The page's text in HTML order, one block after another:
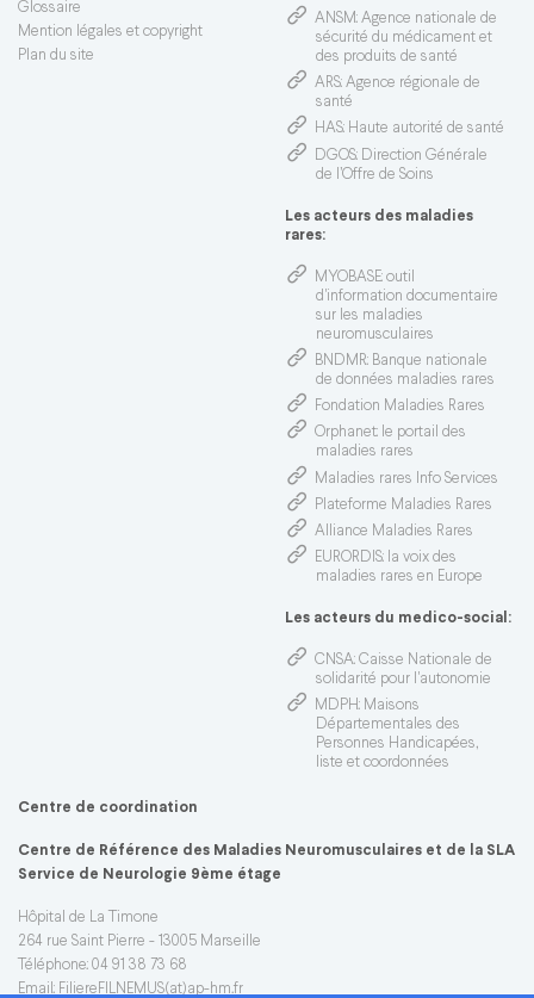
Glossaire
Mention légales et copyright
Plan du site
ANSM: Agence nationale de
sécurité du médicament et
des produits de santé
ARS: Agence régionale de
santé
HAS: Haute autorité de santé
DGOS: Direction Générale
de l’Offre de Soins
Les acteurs des maladies
rares:
MYOBASE: outil
d'information documentaire
sur les maladies
neuromusculaires
BNDMR: Banque nationale
de données maladies rares
Fondation Maladies Rares
Orphanet: le portail des
maladies rares
Maladies rares Info Services
Plateforme Maladies Rares
Alliance Maladies Rares
EURORDIS: la voix des
maladies rares en Europe
Les acteurs du medico-social:
CNSA: Caisse Nationale de
solidarité pour l'autonomie
MDPH: Maisons
Départementales des
Personnes Handicapées,
liste et coordonnées
Centre de coordination
Centre de Référence des Maladies Neuromusculaires et de la SLA
Service de Neurologie 9ème étage
Hôpital de La Timone
264 rue Saint Pierre - 13005 Marseille
Téléphone: 04 91 38 73 68
Email: FiliereFILNEMUS(at)ap-hm.fr